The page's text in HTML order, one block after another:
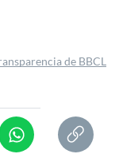
de BBCL